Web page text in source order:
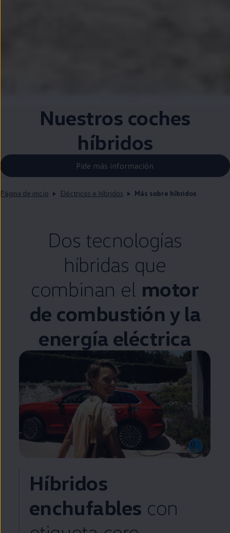
Nuestros coches
híbridos
Pide más información
Página de inicio Eléctricos e híbridos Más sobre híbridos
Dos tecnologías
híbridas que
combinan el motor
de combustión y la
energía eléctrica
Híbridos
enchufables con